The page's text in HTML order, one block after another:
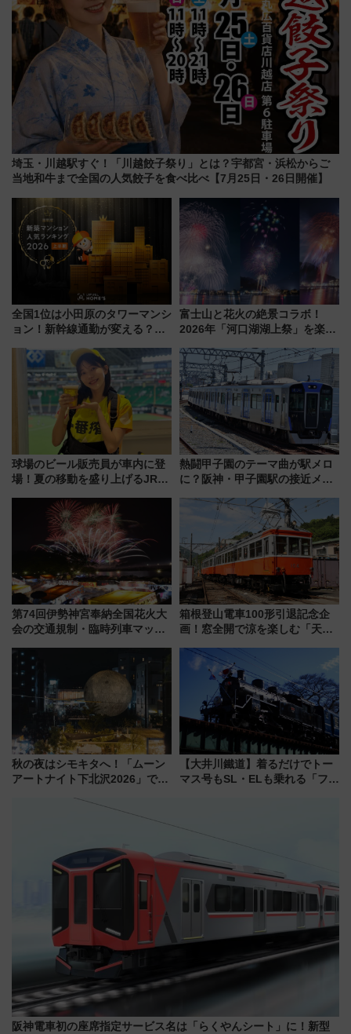
埼玉・川越駅すぐ！「川越餃子祭り」とは？宇都宮・浜松からご
当地和牛まで全国の人気餃子を食べ比べ【7月25日・26日開催】
全国1位は小田原のタワーマンシ
ョン！新幹線通勤が変える？
【新築マンション人気ランキン
グ】
富士山と花火の絶景コラボ！
2026年「河口湖湖上祭」を楽し
ススメ
球場のビール販売員が車内に登
場！夏の移動を盛り上げるJR九
月7日限定 ソフトバンクホーク
スとコラボ
熱闘甲子園のテーマ曲が駅メロ
に？阪神・甲子園駅の接近メロ
谷実アレンジの特別仕様へ、8月
第74回伊勢神宮奉納全国花火大
会の交通規制・臨時列車マッ
セス
箱根登山電車100形引退記念企
画！窓全開で涼を楽しむ「天然
発売
秋の夜はシモキタへ！「ムーン
アートナイト下北沢2026」でイ
【大井川鐵道】着るだけでトー
マス号もSL・ELも乗れる「フリ
阪神電車初の座席指定サービス名は「らくやんシート」に！新型